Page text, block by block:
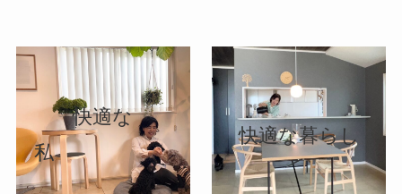
快適な
私
快適な暮らし